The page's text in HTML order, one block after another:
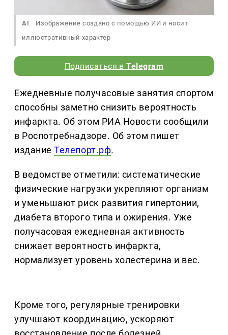
AI
Изображение создано с помощью ИИ и носит
иллюстративный характер
Подписаться вTelegram
Ежедневные получасовые занятия спортом
способны заметно снизить вероятность
инфаркта. Об этом РИА Новости сообщили
в Роспотребнадзоре. Об этом пишет
изданиеТелепорт.рф.
В ведомстве отметили: систематические
физические нагрузки укрепляют организм
и уменьшают риск развития гипертонии,
диабета второго типа и ожирения. Уже
получасовая ежедневная активность
снижает вероятность инфаркта,
нормализует уровень холестерина и вес.
Кроме того, регулярные тренировки
улучшают координацию, ускоряют